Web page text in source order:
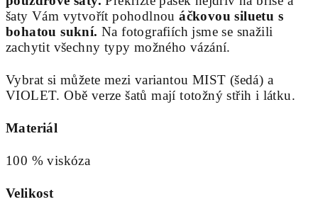
šaty Vám vytvořít pohodlnouáčkovou siluetu s
bohatou sukní. Na fotografiích jsme se snažili
zachytit všechny typy možného vázání.
Vybrat si můžete mezi variantou MIST (šedá) a
VIOLET. Obě verze šatů mají totožný střih i látku.
Materiál
100 % viskóza
Velikost